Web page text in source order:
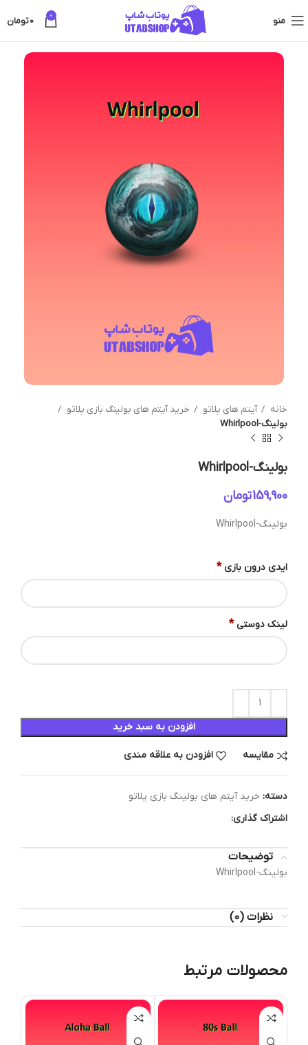
منو 0
0تومان
خانه آیتم های پلاتو
خرید آیتم های بولینگ بازی پلاتو
بولینگ-Whirlpool
بولینگ-Whirlpool
تومان
بولینگ-Whirlpool
ایدی درون بازی *
لینک دوستی *
افزودن به سبد خرید
مقایسه افزودن به علاقه مندی
دسته: خرید آیتم های بولینگ بازی پلاتو
اشتراک گذاری:
توضیحات
بولینگ-Whirlpool
نظرات (0)
محصولات مرتبط